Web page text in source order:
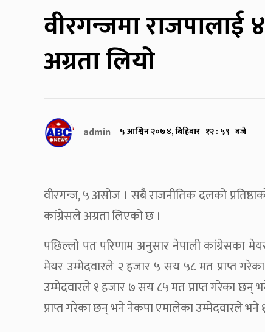
वीरगन्जमा राजपालाई
अग्रता लियो
admin ५ आश्विन २०७४, बिहिबार १२ : ५९ बजे
वीरगन्ज, ५ असोज । सबै राजनीतिक दलको प्रतिष्ठाको
कांग्रेसले अग्रता लिएको छ ।
पछिल्लो पत परिणाम अनुसार नेपाली कांग्रेसका
मेयर उम्मेदवारले २ हजार ५ सय ५८ मत प्राप्त
उम्मेदवारले १ हजार ७ सय ८५ मत प्राप्त गरेका छन्
प्राप्त गरेका छन् भने नेकपा एमालेका उम्मेदवारले भने